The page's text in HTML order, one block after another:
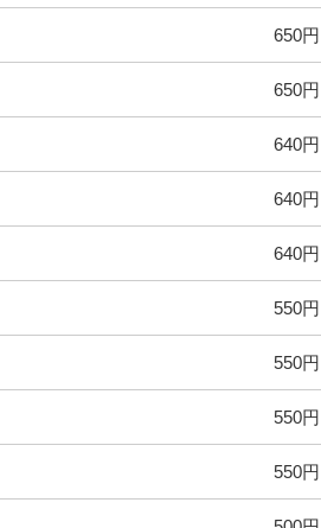
650円
650円
640円
640円
640円
550円
550円
550円
550円